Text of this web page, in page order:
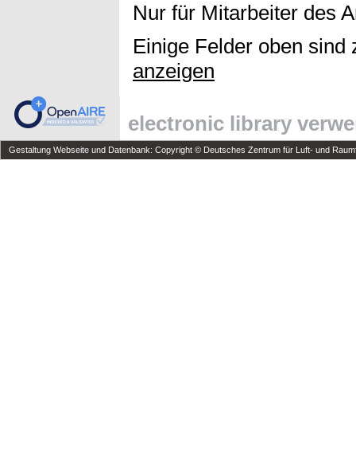
Nur für Mitarbeiter des
Einige Felder oben
anzeigen
electronic library
Gestaltung Webseite und Datenbank: Copyright © Deutsches Zentrum für Luft- und